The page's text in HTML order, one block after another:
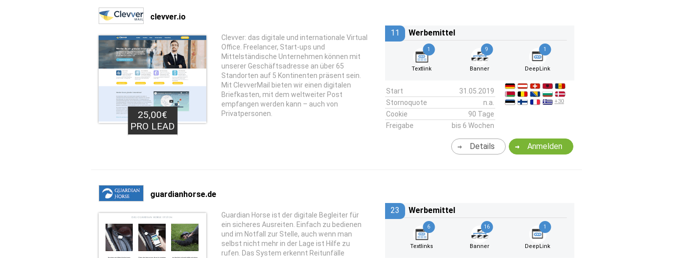
clevver.io
25,00€
PRO LEAD
Clevver: das digitale und internationale Virtual
Office. Freelancer, Start-ups und
Mittelständische Unternehmen können mit
unserer Geschäftsadresse an über 65
Standorten auf 5 Kontinenten präsent sein.
Mit ClevverMail bieten wir einen digitalen
Briefkasten, mit dem weltweiter Post
empfangen werden kann – auch von
Privatpersonen.
11 Werbemittel
1
Textlink
9
Banner
1
DeepLink
Start
31.05.2019
Stornoquote
n.a.
Cookie
90 Tage
Freigabe
bis 6 Wochen
+30
Anmelden
Details
guardianhorse.de
Guardian Horse ist der digitale Begleiter für
ein sicheres Ausreiten. Einfach zu bedienen
und im Notfall zur Stelle, auch wenn man
selbst nicht mehr in der Lage ist Hilfe zu
rufen. Das System erkennt Reitunfälle
23 Werbemittel
6
Textlinks
16
Banner
1
DeepLink